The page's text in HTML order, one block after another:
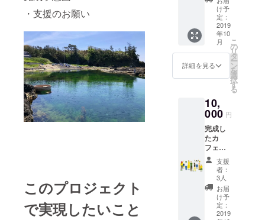
・支援のお願い
このプロジェクト
で実現したいこと
のでそ
ちらを
ご覧く
ださ
い。 宿
泊は私
の家で
の方は
必ず事
前にお
知らせ
くださ
い。 ※
佐渡の
港まで
の交通
費は別
途ご負
担くだ
さい。
プレー
ト＋サ
ンクス
メール
ご希望
者のみ
店内に
飾りま
す！ ※
時、必
ず備考
欄にご
希望の
お名前
等表示
したい
文字を
ご記入
くださ
い！
け予
定：
2019
年10
月
詳細を見る
こ
の
リ
タ
ー
ン
を
選
択
す
る
10,
000 円
完成し
たカ
フェラ
ウンジ
を1日～
2日間貸
し切
り！厨
房使え
ます！
支援
者：
3人
お届
け予
定：
2019